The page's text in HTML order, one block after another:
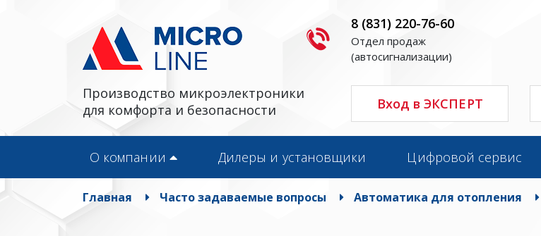
Производство микроэлектроники
для комфорта и безопасности
8 (831) 220-76-60
Отдел продаж
(автосигнализации)
Вход в ЭКСПЕРТ
О компании Дилеры и установщики Цифровой сервис
Главная Часто задаваемые вопросы Автоматика для отопления